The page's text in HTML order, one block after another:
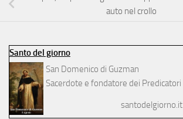
auto nel crollo
Santo del giorno
San Domenico di Guzman
Sacerdote e fondatore dei Predicatori
santodelgiorno.it